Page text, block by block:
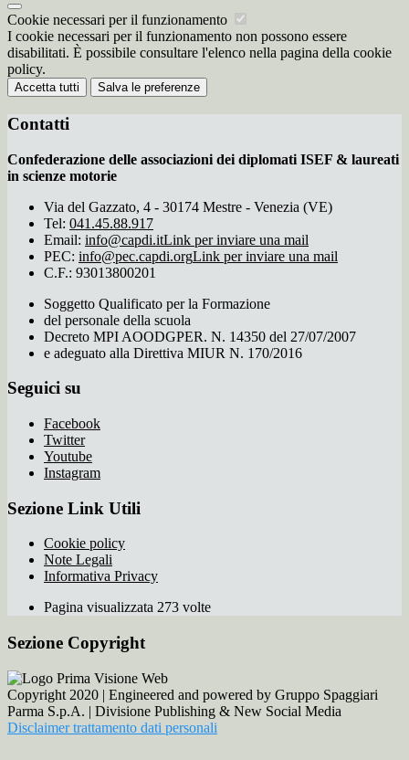
Cookie necessari per il funzionamento
I cookie necessari per il funzionamento non possono essere
disabilitati. È possibile consultare l'elenco nella pagina della cookie
policy.
Accetta tutti Salva le preferenze
Contatti
Confederazione delle associazioni dei diplomati ISEF & laureati
in scienze motorie
Via del Gazzato, 4 - 30174 Mestre - Venezia (VE)
Tel: 041.45.88.917
Email: info@capdi.itLink per inviare una mail
PEC: info@pec.capdi.orgLink per inviare una mail
C.F.: 93013800201
Soggetto Qualificato per la Formazione
del personale della scuola
Decreto MPI AOODGPER. N. 14350 del 27/07/2007
e adeguato alla Direttiva MIUR N. 170/2016
Seguici su
Facebook
Twitter
Youtube
Instagram
Sezione Link Utili
Cookie policy
Note Legali
Informativa Privacy
Pagina visualizzata 273 volte
Sezione Copyright
Copyright 2020 | Engineered and powered by Gruppo Spaggiari
Parma S.p.A. | Divisione Publishing & New Social Media
Disclaimer trattamento dati personali